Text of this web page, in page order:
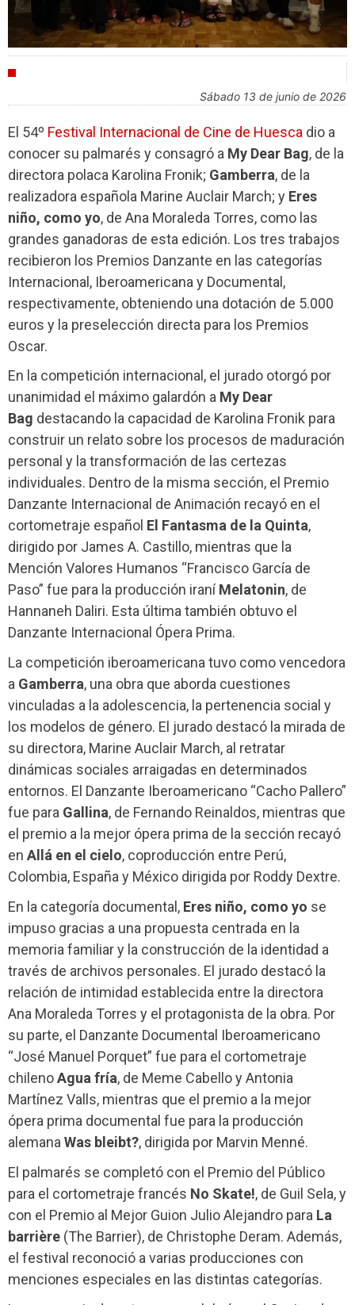
sábado 13 de junio de 2026
El 54º Festival Internacional de Cine de Huesca dio a
conocer su palmarés y consagró a My Dear Bag, de la
directora polaca Karolina Fronik; Gamberra, de la
realizadora española Marine Auclair March; y Eres
niño, como yo, de Ana Moraleda Torres, como las
grandes ganadoras de esta edición. Los tres trabajos
recibieron los Premios Danzante en las categorías
Internacional, Iberoamericana y Documental,
respectivamente, obteniendo una dotación de 5.000
euros y la preselección directa para los Premios
Oscar.
En la competición internacional, el jurado otorgó por
unanimidad el máximo galardón a My Dear
Bag destacando la capacidad de Karolina Fronik para
construir un relato sobre los procesos de maduración
personal y la transformación de las certezas
individuales. Dentro de la misma sección, el Premio
Danzante Internacional de Animación recayó en el
cortometraje español El Fantasma de la Quinta,
dirigido por James A. Castillo, mientras que la
Mención Valores Humanos “Francisco García de
Paso” fue para la producción iraníMelatonin, de
Hannaneh Daliri. Esta última también obtuvo el
Danzante Internacional Ópera Prima.
La competición iberoamericana tuvo como vencedora
a Gamberra, una obra que aborda cuestiones
vinculadas a la adolescencia, la pertenencia social y
los modelos de género. El jurado destacó la mirada de
su directora, Marine Auclair March, al retratar
dinámicas sociales arraigadas en determinados
entornos. El Danzante Iberoamericano “Cacho Pallero”
fue para Gallina, de Fernando Reinaldos, mientras que
el premio a la mejor ópera prima de la sección recayó
en Allá en el cielo, coproducción entre Perú,
Colombia, España y México dirigida por Roddy Dextre.
En la categoría documental, Eres niño, como yo se
impuso gracias a una propuesta centrada en la
memoria familiar y la construcción de la identidad a
través de archivos personales. El jurado destacó la
relación de intimidad establecida entre la directora
Ana Moraleda Torres y el protagonista de la obra. Por
su parte, el Danzante Documental Iberoamericano
“José Manuel Porquet” fue para el cortometraje
chilenoAgua fría, de Meme Cabello y Antonia
Martínez Valls, mientras que el premio a la mejor
ópera prima documental fue para la producción
alemana Was bleibt?, dirigida por Marvin Menné.
El palmarés se completó con el Premio del Público
para el cortometraje francés No Skate!, de Guil Sela, y
con el Premio al Mejor Guion Julio Alejandro para La
barrière (The Barrier), de Christophe Deram. Además,
el festival reconoció a varias producciones con
menciones especiales en las distintas categorías.